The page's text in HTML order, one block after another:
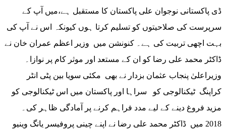
ڈی پاکستانی نوجوان علی پاکستان کا مستقبل ہے،میں آپ کے
سرپرست کی صلاحیتوں کو تسلیم کرتا ہوں کیونکہ اس نے آپ کی
بہت اچھی تربیت کی ہے۔ کنونشن میں وزیر اعظم عمران خان نے
ڈاکٹر محمد علی رضا کو ان کے مستعد اور موثر کام پر نوازا۔
وزیراعلیٰ پنجاب عثمان بزدار نے بھی مکئی سویا بین پٹی انٹر
کراپنگ ٹیکنالوجی کو سراہا اور پاکستان میں اس ٹیکنالوجی کو
مزید فروغ دینے کے لیے مدد فراہم کرنے پر آمادگی ظاہر کی۔
2018 میں ڈاکٹر محمد علی رضا نے اپنے چینی پروفیسر یانگ وینیو